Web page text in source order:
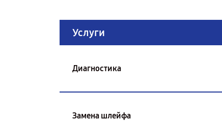
Услуги
Диагностика
Замена шлейфа